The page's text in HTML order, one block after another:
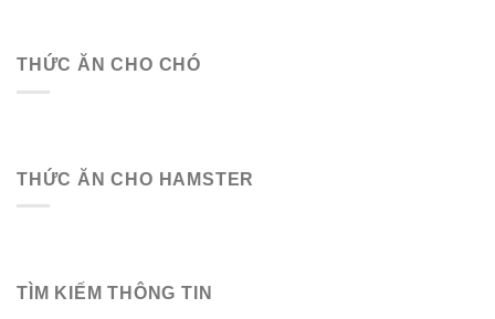
THỨC ĂN CHO CHÓ
THỨC ĂN CHO HAMSTER
TÌM KIẾM THÔNG TIN